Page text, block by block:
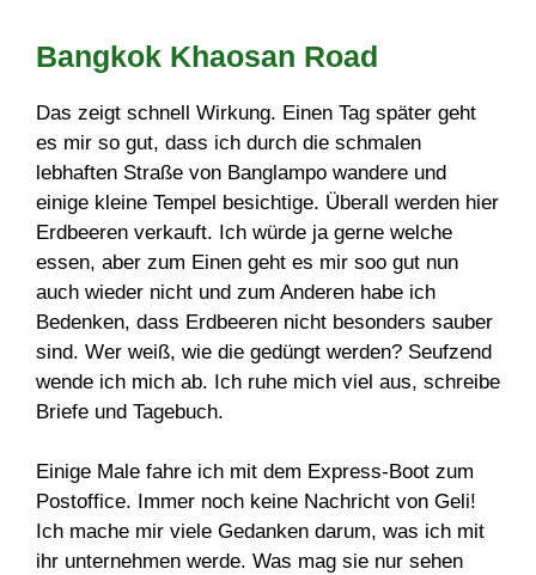
Bangkok Khaosan Road
Das zeigt schnell Wirkung. Einen Tag später geht
es mir so gut, dass ich durch die schmalen
lebhaften Straße von Banglampo wandere und
einige kleine Tempel besichtige. Überall werden hier
Erdbeeren verkauft. Ich würde ja gerne welche
essen, aber zum Einen geht es mir soo gut nun
auch wieder nicht und zum Anderen habe ich
Bedenken, dass Erdbeeren nicht besonders sauber
sind. Wer weiß, wie die gedüngt werden? Seufzend
wende ich mich ab. Ich ruhe mich viel aus, schreibe
Briefe und Tagebuch.
Einige Male fahre ich mit dem Express-Boot zum
Postoffice. Immer noch keine Nachricht von Geli!
Ich mache mir viele Gedanken darum, was ich mit
ihr unternehmen werde. Was mag sie nur sehen